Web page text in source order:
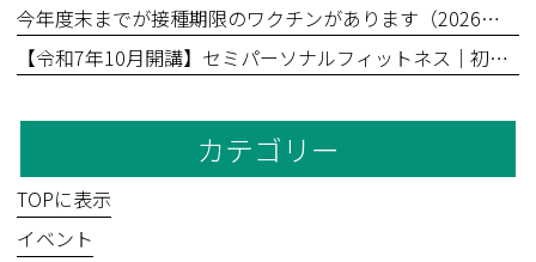
今年度末までが接種期限のワクチンがあります（2026年3月31日まで）
【令和7年10月開講】セミパーソナルフィットネス｜初回無料体験あり
カテゴリー
TOPに表示
イベント